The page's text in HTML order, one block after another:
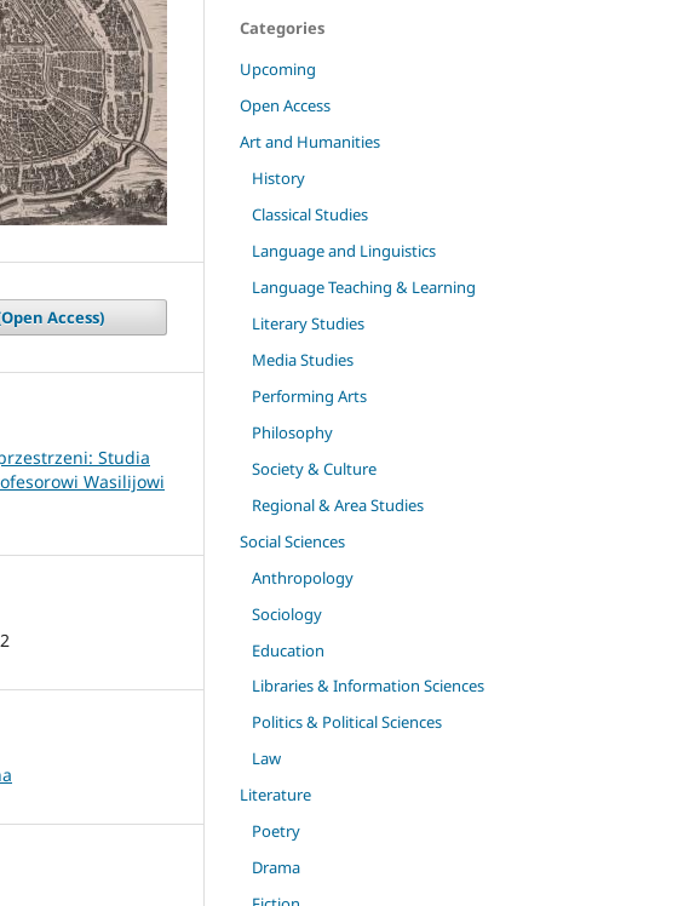
Access)
Studia
Wasilijowi
Categories
Upcoming
Open Access
Art and Humanities
History
Classical Studies
Language and Linguistics
Language Teaching & Learning
Literary Studies
Media Studies
Performing Arts
Philosophy
Society & Culture
Regional & Area Studies
Social Sciences
Anthropology
Sociology
Education
Libraries & Information Sciences
Politics & Political Sciences
Law
Literature
Poetry
Drama